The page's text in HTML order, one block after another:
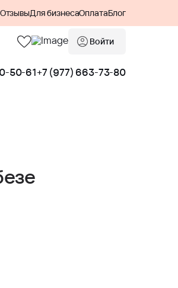
ОтзывыДля бизнесаОплатаБлог
Войти
50-61+7 (977) 663-73-80